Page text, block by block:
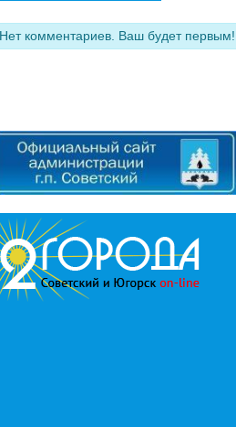
Нет комментариев. Ваш будет первым!